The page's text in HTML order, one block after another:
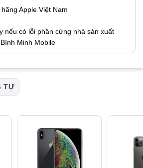
Apple Việt Nam
nếu có lỗi phần cứng nhà sản xuất
Minh Mobile
TỰ